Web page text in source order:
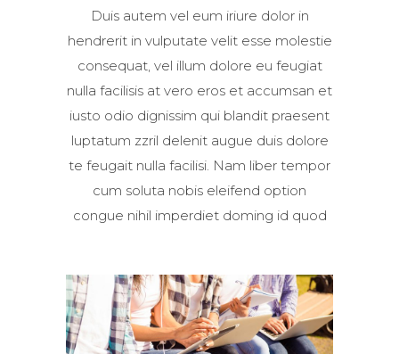
Duis autem vel eum iriure dolor in
hendrerit in vulputate velit esse molestie
consequat, vel illum dolore eu feugiat
nulla facilisis at vero eros et accumsan et
iusto odio dignissim qui blandit praesent
luptatum zzril delenit augue duis dolore
te feugait nulla facilisi. Nam liber tempor
cum soluta nobis eleifend option
congue nihil imperdiet doming id quod